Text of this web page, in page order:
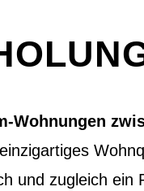
und zugleich